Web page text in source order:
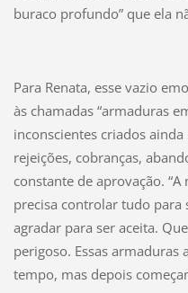
buraco profundo” que ela
Para Renata, esse vazio
às chamadas “armaduras
inconscientes criados
rejeições, cobranças,
constante de aprovação.
precisa controlar tudo para
agradar para ser aceita.
perigoso. Essas
tempo, mas depois